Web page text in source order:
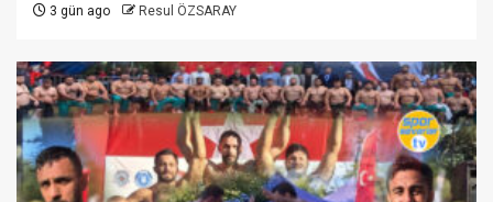
3 gün ago Resul ÖZSARAY